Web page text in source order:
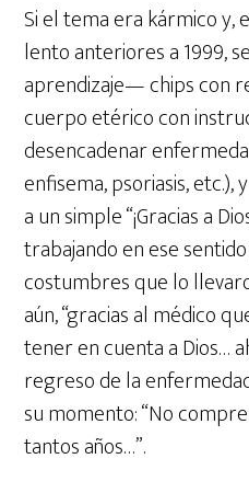
Si el tema era kármico y,
lento anteriores a 1999,
aprendizaje— chips con
cuerpo etérico con
desencadenar
enfisema, psoriasis,
a un simple “¡Gracias a
trabajando en ese
costumbres que lo
aún, “gracias al médico
tener en cuenta a Dios…
regreso de la
su momento: “No
tantos años…”.